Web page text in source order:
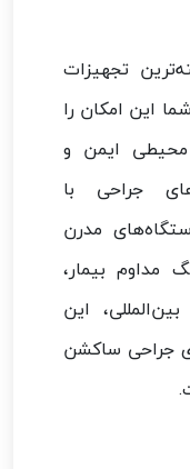
تجهیزات
این امکان را
ایمن و
جراحی با
مدرن
مداوم بیمار،
این
جراحی ساکشن